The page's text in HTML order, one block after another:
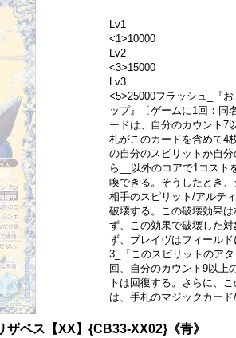
Lv1
<1>10000
Lv2
<3>15000
Lv3
<5>25000フラッシュ_『
ップ』〔ゲームに1回：同
ードは、自分のカウント7
札がこのカードを含めて4
の自分のスピリットか自
ら__以外のコアで1コスト
喚できる。そうしたとき
相手のスピリット/アルテ
破壊する。この破壊効果
ず、この効果で破壊した
ず、ブレイヴはフィール
3_『このスピリットのア
回、自分のカウント9以上
トは回復する。さらに、
は、手札のマジックカード
ベス【XX】{CB33-XX02}《青》